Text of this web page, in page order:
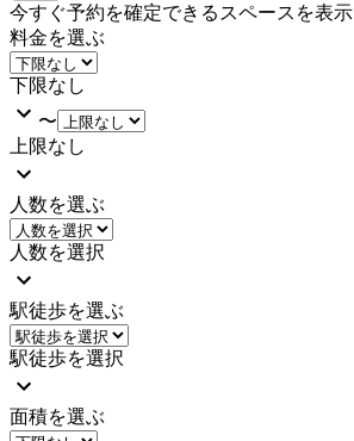
今すぐ予約を確定できるスペースを表示
料金を選ぶ
下限なし
〜
上限なし
人数を選ぶ
人数を選択
駅徒歩を選ぶ
駅徒歩を選択
面積を選ぶ